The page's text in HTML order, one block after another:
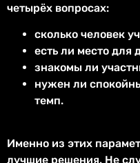
четырёх вопросах:
сколько человек
есть ли место для
знакомы ли
нужен ли
темп.
Именно из этих
лучшие решения. Не